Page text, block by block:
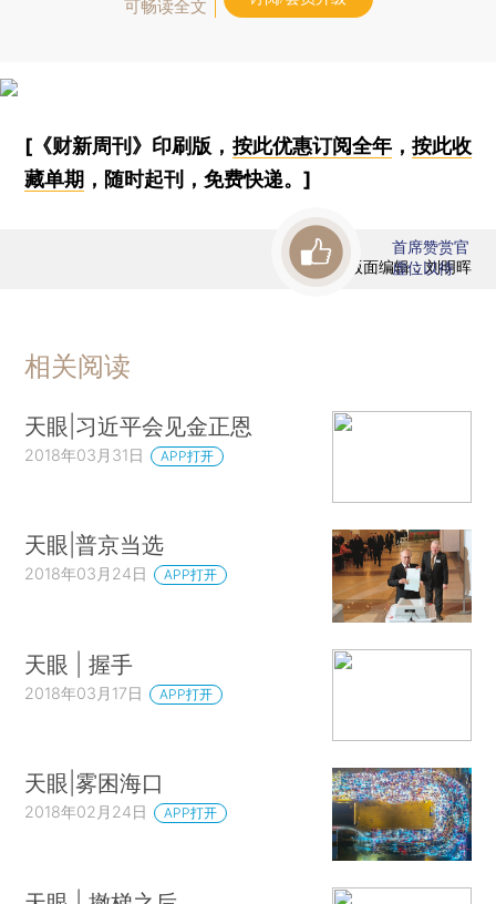
可畅读全文
[《财新周刊》印刷版， 按此优惠订阅全年， 按此收
藏单期 ，随时起刊，免费快递。]
版面编辑：刘明晖
首席赞赏官
虚位以待
相关阅读
天眼|习近平会见金正恩
2018年03月31日 APP打开
天眼|普京当选
2018年03月24日 APP打开
天眼 | 握手
2018年03月17日 APP打开
天眼|雾困海口
2018年02月24日 APP打开